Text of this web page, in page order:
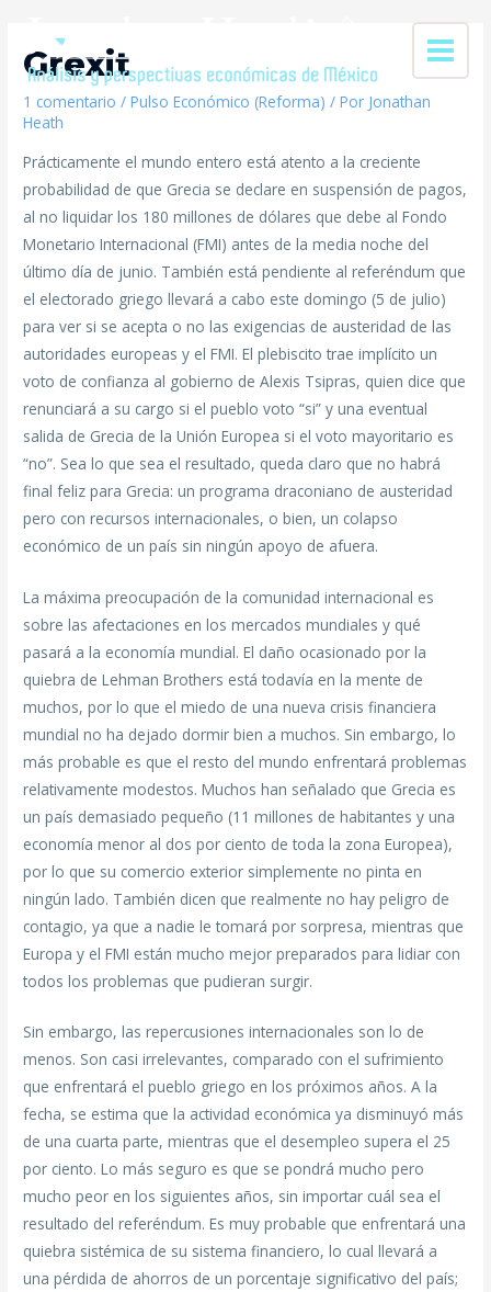
Grexit
1 comentario /Pulso Económico (Reforma) / Por Jonathan
Heath
Prácticamente el mundo entero está atento a la creciente
probabilidad de que Grecia se declare en suspensión de pagos,
al no liquidar los 180 millones de dólares que debe al Fondo
Monetario Internacional (FMI) antes de la media noche del
último día de junio. También está pendiente al referéndum que
el electorado griego llevará a cabo este domingo (5 de julio)
para ver si se acepta o no las exigencias de austeridad de las
autoridades europeas y el FMI. El plebiscito trae implícito un
voto de confianza al gobierno de Alexis Tsipras, quien dice que
renunciará a su cargo si el pueblo voto “si” y una eventual
salida de Grecia de la Unión Europea si el voto mayoritario es
“no”. Sea lo que sea el resultado, queda claro que no habrá
final feliz para Grecia: un programa draconiano de austeridad
pero con recursos internacionales, o bien, un colapso
económico de un país sin ningún apoyo de afuera.
La máxima preocupación de la comunidad internacional es
sobre las afectaciones en los mercados mundiales y qué
pasará a la economía mundial. El daño ocasionado por la
quiebra de Lehman Brothers está todavía en la mente de
muchos, por lo que el miedo de una nueva crisis financiera
mundial no ha dejado dormir bien a muchos. Sin embargo, lo
más probable es que el resto del mundo enfrentará problemas
relativamente modestos. Muchos han señalado que Grecia es
un país demasiado pequeño (11 millones de habitantes y una
economía menor al dos por ciento de toda la zona Europea),
por lo que su comercio exterior simplemente no pinta en
ningún lado. También dicen que realmente no hay peligro de
contagio, ya que a nadie le tomará por sorpresa, mientras que
Europa y el FMI están mucho mejor preparados para lidiar con
todos los problemas que pudieran surgir.
Sin embargo, las repercusiones internacionales son lo de
menos. Son casi irrelevantes, comparado con el sufrimiento
que enfrentará el pueblo griego en los próximos años. A la
fecha, se estima que la actividad económica ya disminuyó más
de una cuarta parte, mientras que el desempleo supera el 25
por ciento. Lo más seguro es que se pondrá mucho pero
mucho peor en los siguientes años, sin importar cuál sea el
resultado del referéndum. Es muy probable que enfrentará una
quiebra sistémica de su sistema financiero, lo cual llevará a
una pérdida de ahorros de un porcentaje significativo del país;